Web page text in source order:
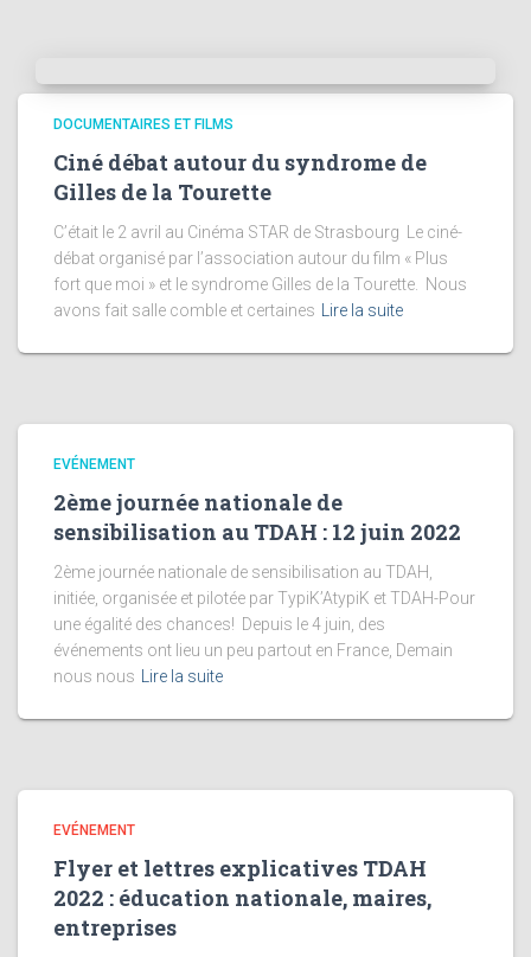
DOCUMENTAIRES ET FILMS
Ciné débat autour du syndrome de
Gilles de la Tourette
C’était le 2 avril au Cinéma STAR de Strasbourg Le ciné-
débat organisé par l’association autour du film « Plus
fort que moi » et le syndrome Gilles de la Tourette. Nous
avons fait salle comble et certaines
Lire la suite
EVÉNEMENT
2ème journée nationale de
sensibilisation au TDAH : 12 juin 2022
2ème journée nationale de sensibilisation au TDAH,
initiée, organisée et pilotée par TypiK’AtypiK et TDAH-Pour
une égalité des chances! Depuis le 4 juin, des
événements ont lieu un peu partout en France, Demain
nous nous
Lire la suite
EVÉNEMENT
Flyer et lettres explicatives TDAH
2022 : éducation nationale, maires,
entreprises